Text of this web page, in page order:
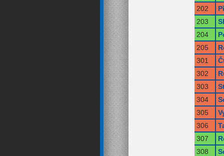
202
203
204
205
301
302
303
304
305
306
307
308